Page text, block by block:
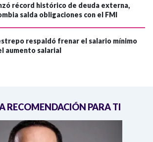
récord histórico de deuda externa,
salda obligaciones con el FMI
respaldó frenar el salario mínimo
aumento salarial
RECOMENDACIÓN PARA TI